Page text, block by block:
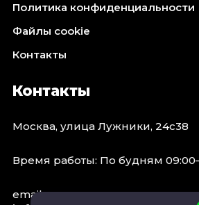
Политика конфиденциальности
Файлы cookie
Контакты
Контакты
Москва, улица Лужники, 24с38
Время работы: По будням
email: